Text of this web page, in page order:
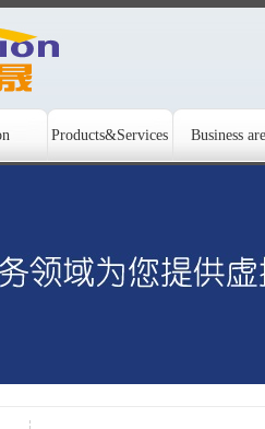
Products&Services Business